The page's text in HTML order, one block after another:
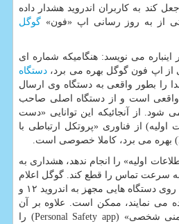
کند به کاربران اندروید هشدار داده
از به روز رسانی اپ «فون» گوگل
می نویسد: هنگامیکه شماره ای
از اپ فون گوگل بهره می برد، دستگاه
را بطور واقعی به دستگاه وی ارسال
است و از دستگاه اصلی صاحب
شود. از آنجائیکه این توانایی «دست
اولیه) از فناوری «پروتکل ارتباطی با
اولیه» را انجام ندهد، هشداری به
سرعت تماس را قطع کند. گوگل اعلام
نموده ردیابی تماسهای جعلی روی دستگاه هایی مجهز به اندروید ۱۲ و
می نمایند، ممکن است. علاوه بر آن
شرکت تصمیم دارد اپ «ایمنی شخصی» (Personal Safety app) را